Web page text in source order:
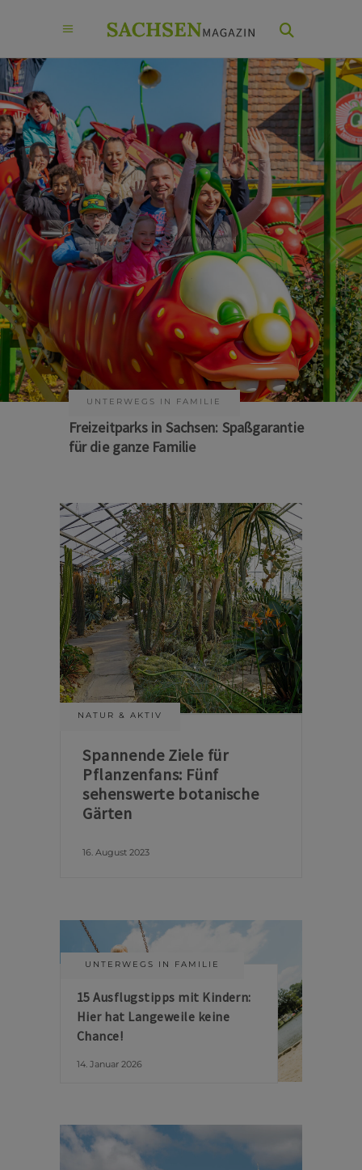
KUNST & KULTUR
Sommer auf Sachsens Theaterbühnen
NATUR & AKTIV
Spannende Ziele für
Pflanzenfans: Fünf
sehenswerte botanische
Gärten
16. August 2023
UNTERWEGS IN FAMILIE
15 Ausflugstipps mit Kindern:
Hier hat Langeweile keine
Chance!
14. Januar 2026